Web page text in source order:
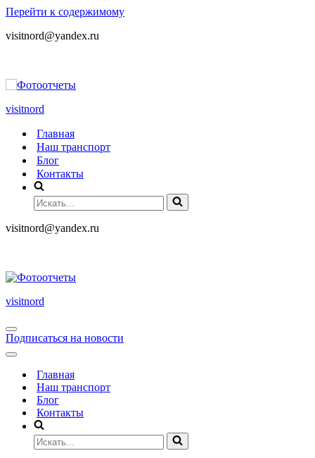
Перейти к содержимому
visitnord@yandex.ru
visitnord
Главная
Наш транспорт
Блог
Контакты
visitnord@yandex.ru
visitnord
Подписаться на новости
Главная
Наш транспорт
Блог
Контакты